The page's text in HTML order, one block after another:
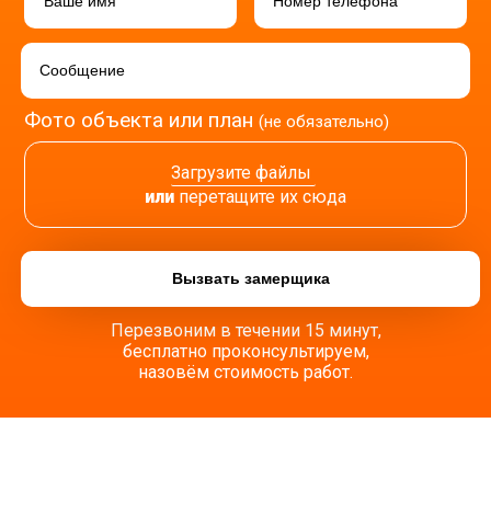
Фото объекта или план(не обязательно)
Загрузите файлы
или перетащите их сюда
Перезвоним в течении 15 минут,
бесплатно проконсультируем,
назовём стоимость работ.